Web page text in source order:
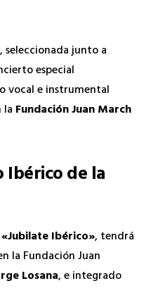
seleccionada junto a
especial
vocal e instrumental
Fundación Juan March
Ibérico de la
«Jubilate Ibérico», tendrá
la Fundación Juan
Losana, e integrado